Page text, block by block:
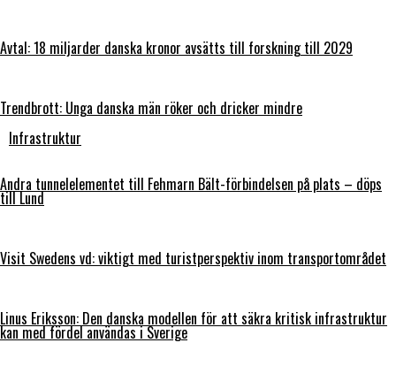
Avtal: 18 miljarder danska kronor avsätts till forskning till 2029
Trendbrott: Unga danska män röker och dricker mindre
Infrastruktur
Andra tunnelelementet till Fehmarn Bält-förbindelsen på plats – döps
till Lund
Visit Swedens vd: viktigt med turistperspektiv inom transportområdet
Linus Eriksson: Den danska modellen för att säkra kritisk infrastruktur
kan med fördel användas i Sverige